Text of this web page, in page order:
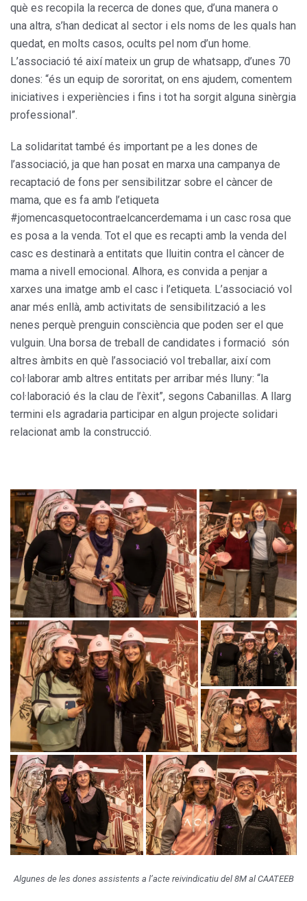
què es recopila la recerca de dones que, d’una manera o
una altra, s’han dedicat al sector i els noms de les quals han
quedat, en molts casos, ocults pel nom d’un home.
L’associació té així mateix un grup de whatsapp, d’unes 70
dones: “és un equip de sororitat, on ens ajudem, comentem
iniciatives i experiències i fins i tot ha sorgit alguna sinèrgia
professional”.
La solidaritat també és important pe a les dones de
l’associació, ja que han posat en marxa una campanya de
recaptació de fons per sensibilitzar sobre el càncer de
mama, que es fa amb l’etiqueta
#jomencasquetocontraelcancerdemama i un casc rosa que
es posa a la venda. Tot el que es recapti amb la venda del
casc es destinarà a entitats que lluitin contra el càncer de
mama a nivell emocional. Alhora, es convida a penjar a
xarxes una imatge amb el casc i l’etiqueta. L’associació vol
anar més enllà, amb activitats de sensibilització a les
nenes perquè prenguin consciència que poden ser el que
vulguin. Una borsa de treball de candidates i formació són
altres àmbits en què l’associació vol treballar, així com
col·laborar amb altres entitats per arribar més lluny: “la
col·laboració és la clau de l’èxit”, segons Cabanillas. A llarg
termini els agradaria participar en algun projecte solidari
relacionat amb la construcció.
Algunes de les dones assistents a l’acte reivindicatiu del 8M al CAATEEB